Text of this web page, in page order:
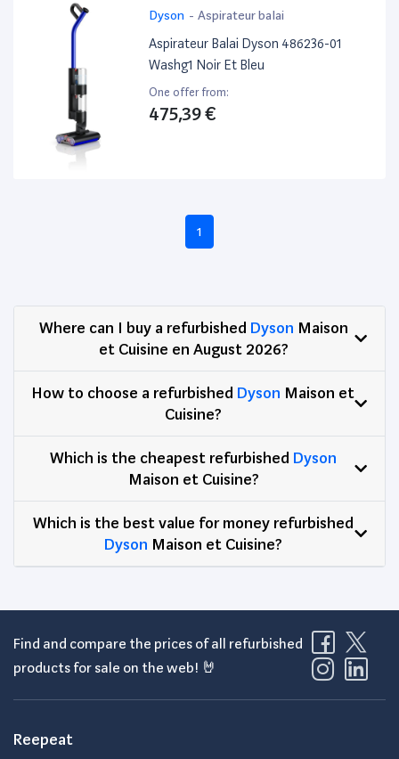
Dyson - Aspirateur balai
Aspirateur Balai Dyson 486236-01
Washg1 Noir Et Bleu
One offer from:
475,39 €
1
Where can I buy a refurbished Dyson Maison
et Cuisine en August 2026?
How to choose a refurbished Dyson Maison et
Cuisine?
Which is the cheapest refurbished Dyson
Maison et Cuisine?
Which is the best value for money refurbished
Dyson Maison et Cuisine?
Find and compare the prices of all refurbished
products for sale on the web! 🤘
Reepeat